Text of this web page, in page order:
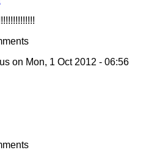
on Mon, 1 Oct 2012 - 06:56